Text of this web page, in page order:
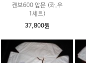
켄보600 앞문 (좌,우
1세트)
37,800원